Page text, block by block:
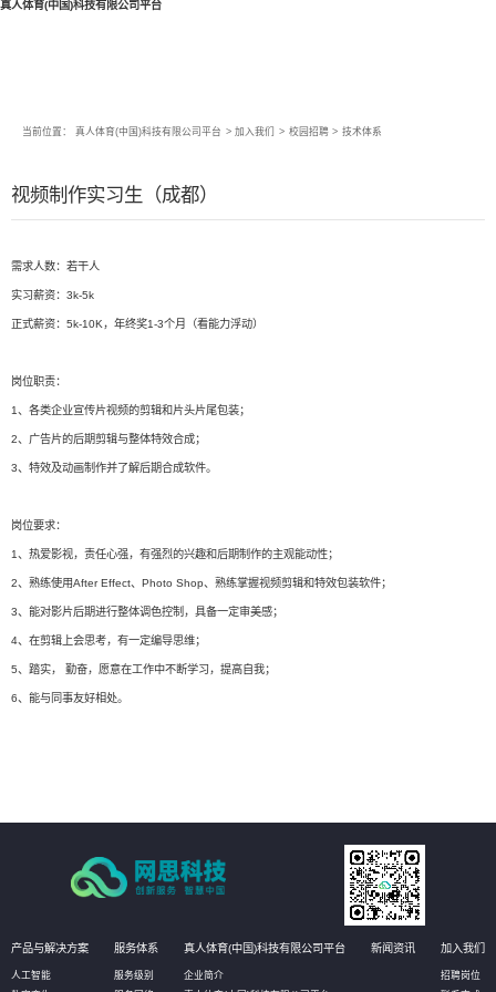
真人体育(中国)科技有限公司平台
当前位置： 真人体育(中国)科技有限公司平台 > 加入我们 > 校园招聘 > 技术体系
视频制作实习生（成都）
需求人数：若干人
实习薪资：3k-5k
正式薪资：5k-10K，年终奖1-3个月（看能力浮动）
岗位职责：
1、各类企业宣传片视频的剪辑和片头片尾包装；
2、广告片的后期剪辑与整体特效合成；
3、特效及动画制作并了解后期合成软件。
岗位要求：
1、热爱影视，责任心强，有强烈的兴趣和后期制作的主观能动性；
2、熟练使用After Effect、Photo Shop、熟练掌握视频剪辑和特效包装软件；
3、能对影片后期进行整体调色控制，具备一定审美感；
4、在剪辑上会思考，有一定编导思维；
5、踏实， 勤奋，愿意在工作中不断学习，提高自我；
6、能与同事友好相处。
产品与解决方案
人工智能
服务体系
服务级别
真人体育(中国)科技有限公司平台
企业简介
新闻资讯 加入我们
招聘岗位